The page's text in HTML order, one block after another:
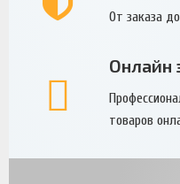
От заказа
Онлайн
товаров